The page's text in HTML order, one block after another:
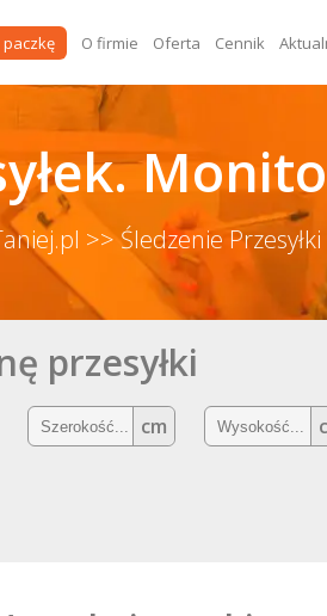
O firmie Oferta Cennik
>> Śledzenie Przesyłki
przesyłki
cm